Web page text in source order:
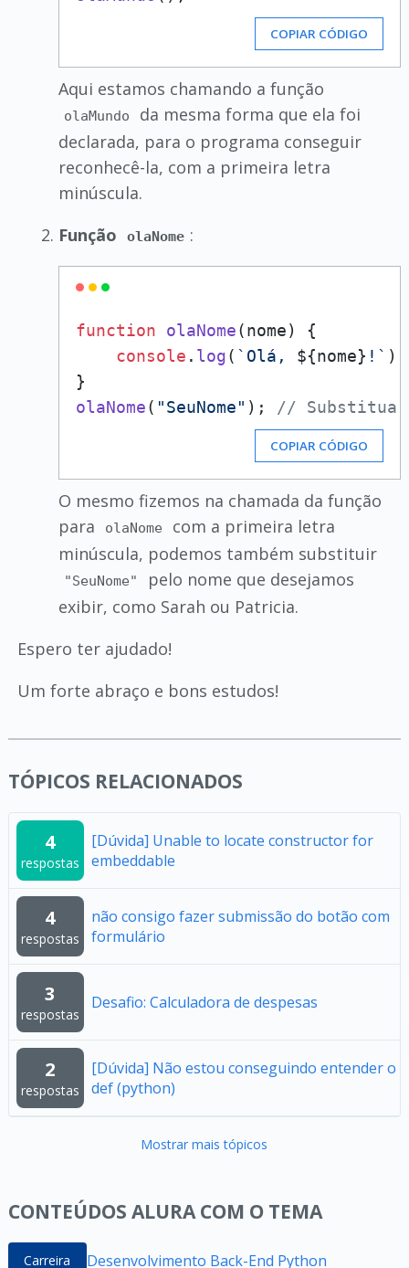
COPIAR CÓDIGO
Aqui estamos chamando a função
olaMundo
da mesma forma que ela foi
declarada, para o programa conseguir
reconhecê-la, com a primeira letra
minúscula.
Função
olaNome :
function olaNome(nome) {
console . log( `Olá, ${nome} !` );
olaNome( "SeuNome" ); // Substitua
COPIAR CÓDIGO
O mesmo fizemos na chamada da função
para
olaNome
com a primeira letra
minúscula, podemos também substituir
"SeuNome"
pelo nome que desejamos
exibir, como Sarah ou Patricia.
Espero ter ajudado!
Um forte abraço e bons estudos!
TÓPICOS RELACIONADOS
4
respostas
[Dúvida] Unable to locate constructor for
embeddable
4
respostas
não consigo fazer submissão do botão com
formulário
3
respostas
Desafio: Calculadora de despesas
2
respostas
[Dúvida] Não estou conseguindo entender o
def (python)
Mostrar mais tópicos
CONTEÚDOS ALURA COM O TEMA
Carreira Desenvolvimento Back-End Python